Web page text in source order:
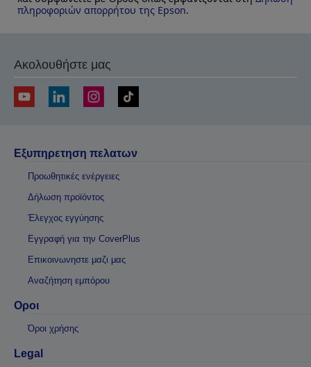
πληροφοριών απορρήτου της Epson.
Ακολουθήστε μας
Εξυπηρετηση πελατων
Προωθητικές ενέργειες
Δήλωση προϊόντος
Έλεγχος εγγύησης
Εγγραφή για την CoverPlus
Επικοινωνηστε μαζι μας
Αναζήτηση εμπόρου
Οροι
Όροι χρήσης
Legal